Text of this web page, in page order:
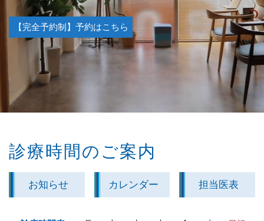
【完全予約制】予約はこちら
診療時間のご案内
お知らせ カレンダー 担当医表